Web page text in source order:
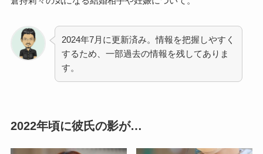
2024年7月に更新済み。情報を把握しやすく
するため、一部過去の情報を残してありま
す。
2022年頃に彼氏の影が…